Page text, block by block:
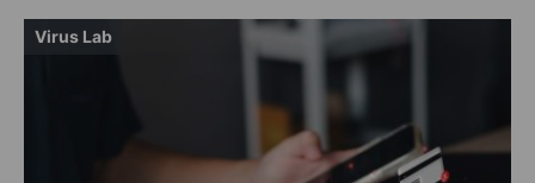
Virus Lab